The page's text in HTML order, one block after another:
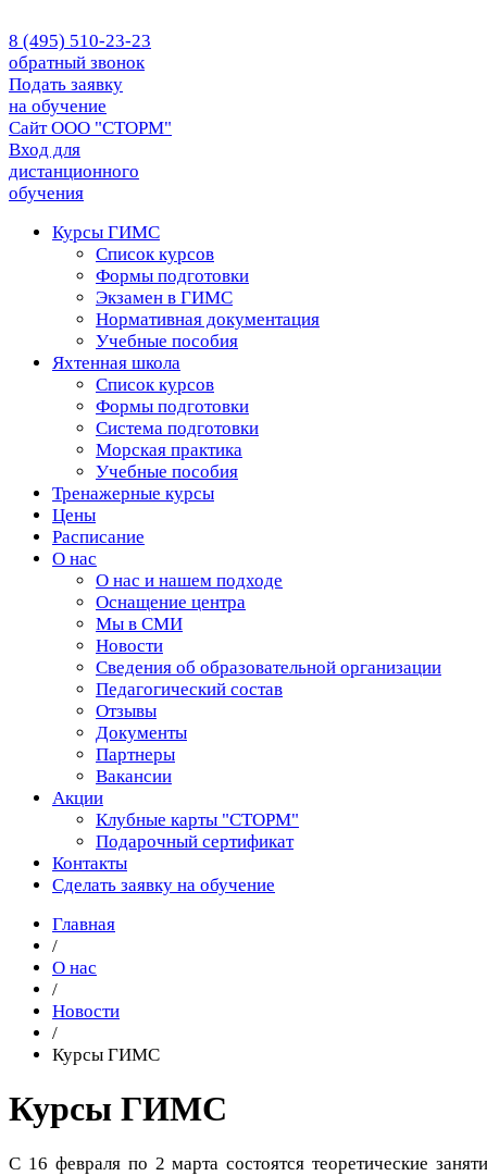
8 (495) 510-23-23
обратный звонок
Подать заявку
на обучение
Сайт ООО "СТОРМ"
Вход для
дистанционного
обучения
Курсы ГИМС
Список курсов
Формы подготовки
Экзамен в ГИМС
Нормативная документация
Учебные пособия
Яхтенная школа
Список курсов
Формы подготовки
Cистема подготовки
Морская практика
Учебные пособия
Тренажерные курсы
Цены
Расписание
О нас
О нас и нашем подходе
Оснащение центра
Мы в СМИ
Новости
Сведения об образовательной организации
Педагогический состав
Отзывы
Документы
Партнеры
Вакансии
Акции
Клубные карты "СТОРМ"
Подарочный сертификат
Контакты
Сделать заявку на обучение
Главная
/
О нас
/
Новости
/
Курсы ГИМС
Курсы ГИМС
С 16 февраля по 2 марта состоятся теоретические